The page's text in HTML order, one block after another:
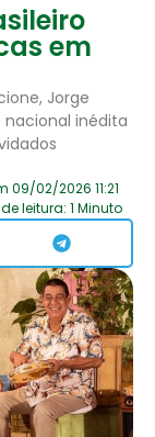
em
Jorge
inédita
09/02/2026 11:21
leitura: 1 Minuto